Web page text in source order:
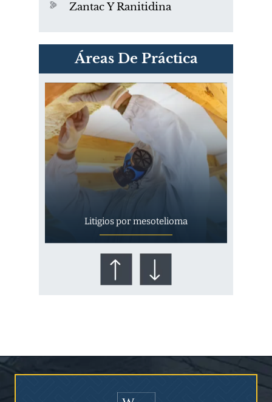
Zantac Y Ranitidina
Áreas De Práctica
PVC Cloruro de polivinilo
Exposición
Litigios por mesotelioma
¿Quién corre el riesgo de